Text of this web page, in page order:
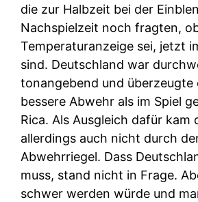
die zur Halbzeit bei der
Nachspielzeit noch fragten,
Temperaturanzeige sei, jetzt
sind. Deutschland war
tonangebend und überzeugte
bessere Abwehr als im Spiel
Rica. Als Ausgleich dafür kam
allerdings auch nicht durch
Abwehrriegel. Dass
muss, stand nicht in Frage.
schwer werden würde und